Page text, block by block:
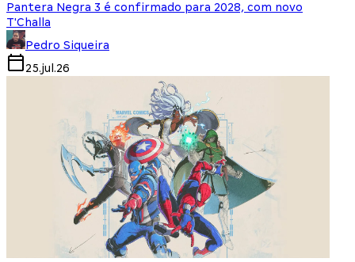
Pantera Negra 3 é confirmado para 2028, com novo
T'Challa
Pedro Siqueira
25.jul.26